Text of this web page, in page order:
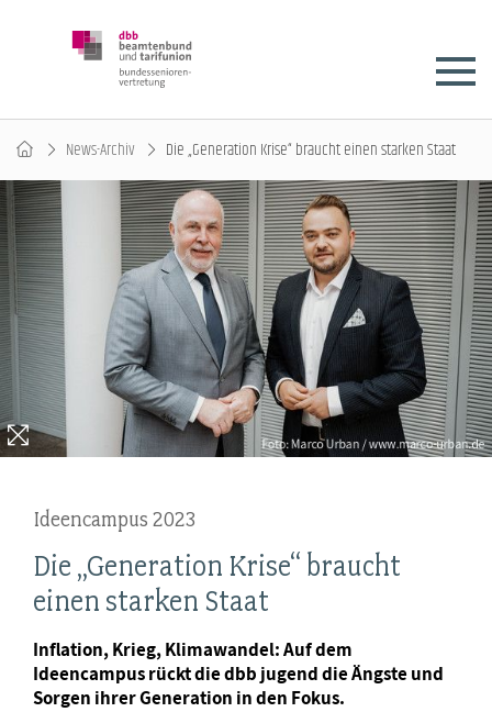
News-Archiv Die „Generation Krise“ braucht einen starken Staat
Ideencampus 2023
Die „Generation Krise“ braucht
einen starken Staat
Inflation, Krieg, Klimawandel: Auf dem
Ideencampus rückt die dbb jugend die Ängste und
Sorgen ihrer Generation in den Fokus.